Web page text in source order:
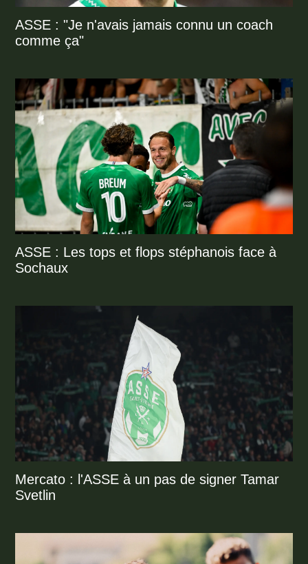
ASSE : "Je n'avais jamais connu un coach
comme ça"
ASSE : Les tops et flops stéphanois face à
Sochaux
Mercato : l'ASSE à un pas de signer Tamar
Svetlin